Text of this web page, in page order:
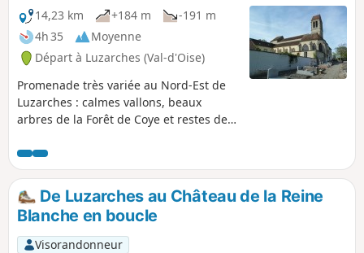
14,23 km +184 m
-191 m
4h 35
Moyenne
Départ à Luzarches (Val-d'Oise)
Promenade très variée au Nord-Est de
Luzarches : calmes vallons, beaux
arbres de la Forêt de Coye et restes de
B. Constant (après l'avoir largement
détruite...) La promenade emprunte
essentiellement des chemins balisés
(PR® au début, puis GR®1 et GR® 655).
Grand calme malgré la proximité de
Paris.
De Luzarches au Château de la Reine
Blanche en boucle
Visorandonneur